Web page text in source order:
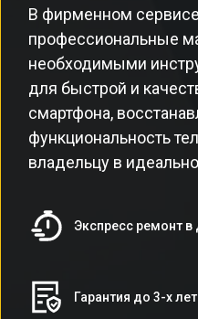
В фирменном
профессиональные
необходимыми
для быстрой и
смартфона,
функциональность
владельцу в
Экспресс ремонт
Гарантия до 3-х лет